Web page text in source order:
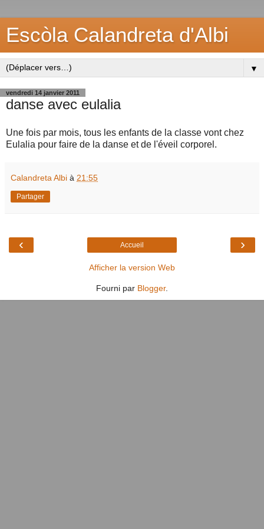
Escòla Calandreta d'Albi
▼
vendredi 14 janvier 2011
danse avec eulalia
Une fois par mois, tous les enfants de la classe vont chez
Eulalia pour faire de la danse et de l'éveil corporel.
Calandreta Albi à 21:55
Partager
‹ ›
Accueil
Afficher la version Web
Fourni par Blogger.